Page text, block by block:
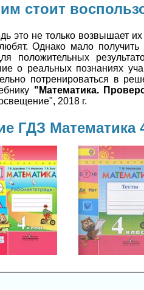
стоит
это не только возвышает
Однако мало
положительных
о реальных познаниях
потренироваться в
"Математика.
2018 г.
ГДЗ Математика
4 класс
4 класс